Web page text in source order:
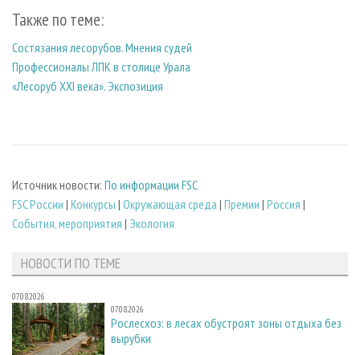
Также по теме:
Состязания лесорубов. Мнения судей
Профессионалы ЛПК в столице Урала
«Лесоруб XXI века». Экспозиция
Источник новости: По информации FSC
FSC России | Конкурсы | Окружающая среда | Премии | Россия |
События, мероприятия | Экология
НОВОСТИ ПО ТЕМЕ
07.08.2026
07.08.2026
Рослесхоз: в лесах обустроят зоны отдыха без
вырубки